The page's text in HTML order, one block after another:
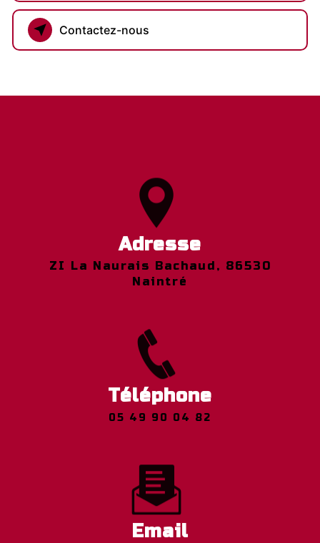
Contactez-nous
Adresse
ZI La Naurais Bachaud, 86530
Naintré
Téléphone
05 49 90 04 82
Email